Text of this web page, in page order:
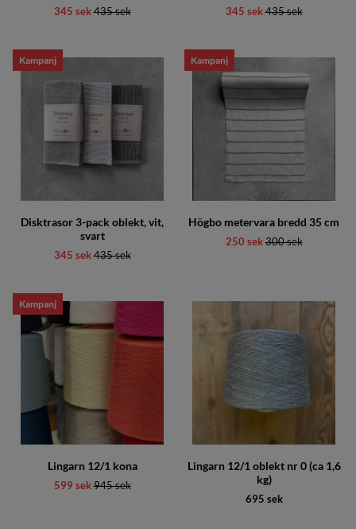
345 sekOrdinarie pris:
435 sek 345 sekOrdinarie pris:
435 sek
Kampanj
Disktrasor 3-pack oblekt, vit,
svart
345 sekOrdinarie pris:
435 sek
Kampanj
Högbo metervara bredd 35 cm
250 sekOrdinarie pris:
300 sek
Kampanj
Lingarn 12/1 kona
599 sekOrdinarie pris:
945 sek
Lingarn 12/1 oblekt nr 0 (ca 1,6
kg)
695 sek